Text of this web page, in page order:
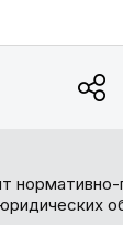
нормативно-